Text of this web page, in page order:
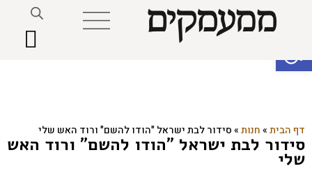
פתח סרגל נגישות
דף הבית»חנות»סידור לבת ישראל "הודו להשם" ורוד האש שלי
סידור לבת ישראל "הודו להשם" ורוד האש
שלי